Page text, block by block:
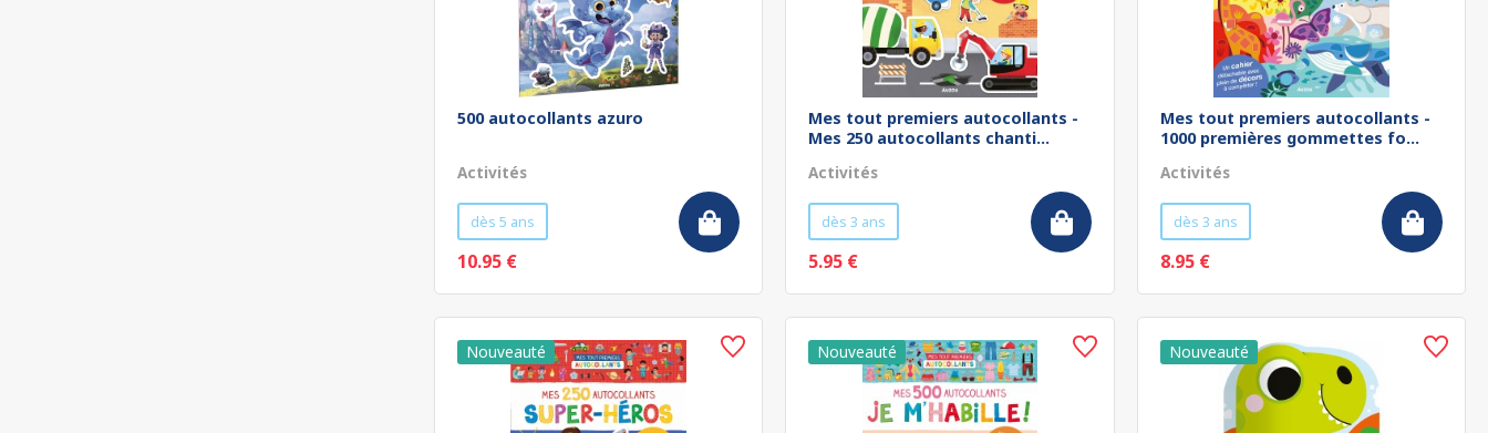
500 autocollants azuro
Activités
dès 5 ans
10.95 €
Mes tout premiers autocollants -
Mes 250 autocollants chanti...
Activités
dès 3 ans
5.95 €
Mes tout premiers autocollants -
1000 premières gommettes fo...
Activités
dès 3 ans
8.95 €